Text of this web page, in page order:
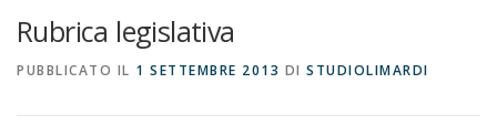
PUBBLICAZIONI E STUDI
Rubrica legislativa
PUBBLICATO IL 1 SETTEMBRE 2013 DI STUDIOLIMARDI